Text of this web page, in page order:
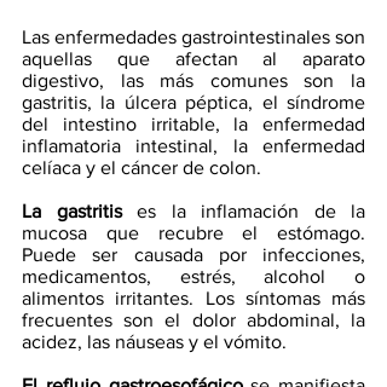
Las enfermedades gastrointestinales son
aquellas que afectan al aparato
digestivo, las más comunes son la
gastritis, la úlcera péptica, el síndrome
del intestino irritable, la enfermedad
inflamatoria intestinal, la enfermedad
celíaca y el cáncer de colon.
La gastritis es la inflamación de la
mucosa que recubre el estómago.
Puede ser causada por infecciones,
medicamentos, estrés, alcohol o
alimentos irritantes. Los síntomas más
frecuentes son el dolor abdominal, la
acidez, las náuseas y el vómito.